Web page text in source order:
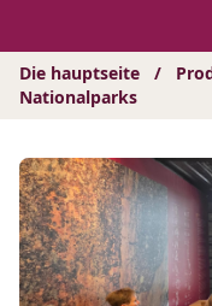
Die hauptseite /
Nationalparks